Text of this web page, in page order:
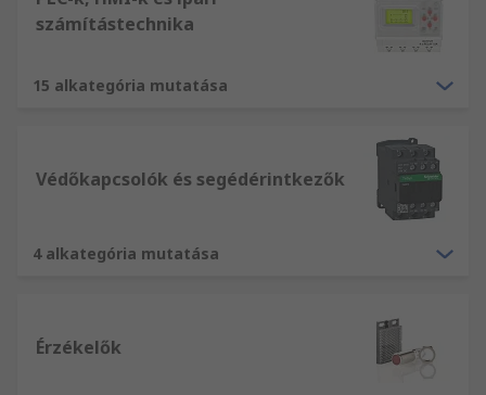
számítástechnika
15 alkategória mutatása
Védőkapcsolók és segédérintkezők
4 alkategória mutatása
Érzékelők